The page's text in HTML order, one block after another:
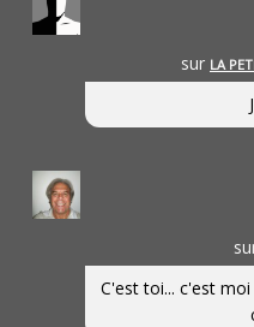
sur LA
C'est toi... c'est